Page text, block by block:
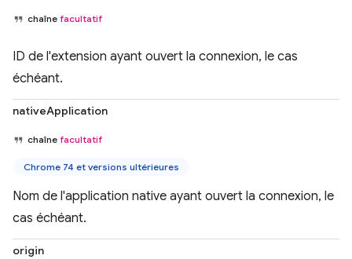
chaîne facultatif
ID de l'extension ayant ouvert la connexion, le cas
échéant.
nativeApplication
chaîne facultatif
Chrome 74 et versions ultérieures
Nom de l'application native ayant ouvert la connexion, le
cas échéant.
origin